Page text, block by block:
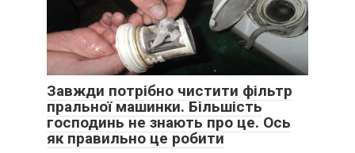
Завжди потрібно чистити фільтр
пральної машинки. Більшість
господинь не знають про це. Ось
як правильно це робити